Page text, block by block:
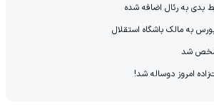
بدی به رئال اضافه شده
به مالک باشگاه استقلال
مشخص شد
امروز دوساله شد!